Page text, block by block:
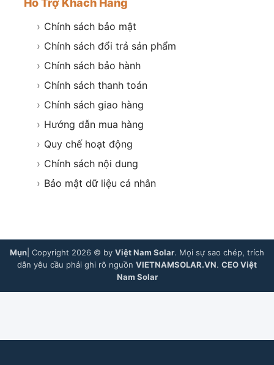
Hỗ Trợ Khách Hàng
› Chính sách bảo mật
› Chính sách đổi trả sản phẩm
› Chính sách bảo hành
› Chính sách thanh toán
› Chính sách giao hàng
› Hướng dẫn mua hàng
› Quy chế hoạt động
› Chính sách nội dung
› Bảo mật dữ liệu cá nhân
Mụn | Copyright 2026 © by Việt Nam Solar. Mọi sự sao chép, trích
dẫn yêu cầu phải ghi rõ nguồn VIETNAMSOLAR.VN. CEO Việt
Nam Solar